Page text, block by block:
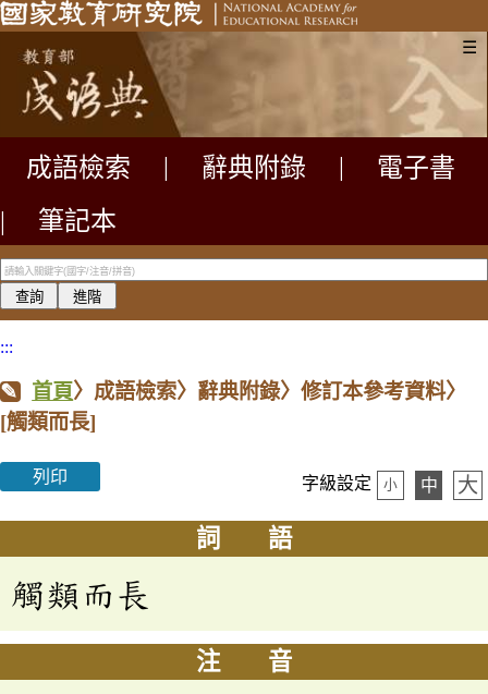
☰
成語檢索 辭典附錄
電子書
|
筆記本
:::
首頁〉成語檢索〉辭典附錄〉修訂本參考資料〉
[觸類而長]
列印 字級設定 小 中 大
詞 語
觸類而長
注 音